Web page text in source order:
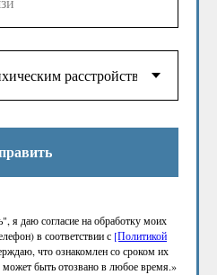
я даю согласие на обработку моих
в соответствии с [Политикой
что ознакомлен со сроком их
может быть отозвано в любое время.»